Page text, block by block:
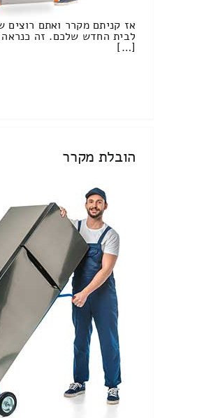
אז קניתם מקרר ואתם רוצים
לבית החדש שלכם. זה
[…]
הובלת מקרר